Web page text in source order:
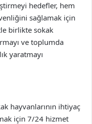
hedefler, hem
sağlamak için
birlikte sokak
ve toplumda
yaratmayı
hayvanlarının ihtiyaç
için 7/24 hizmet